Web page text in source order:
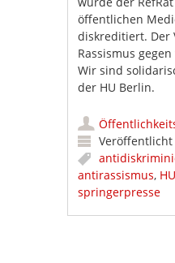
öffentlichen
diskreditiert. Der
Rassismus
Wir sind
der HU Berlin.
Veröffentlicht
antirassismus,
springerpresse